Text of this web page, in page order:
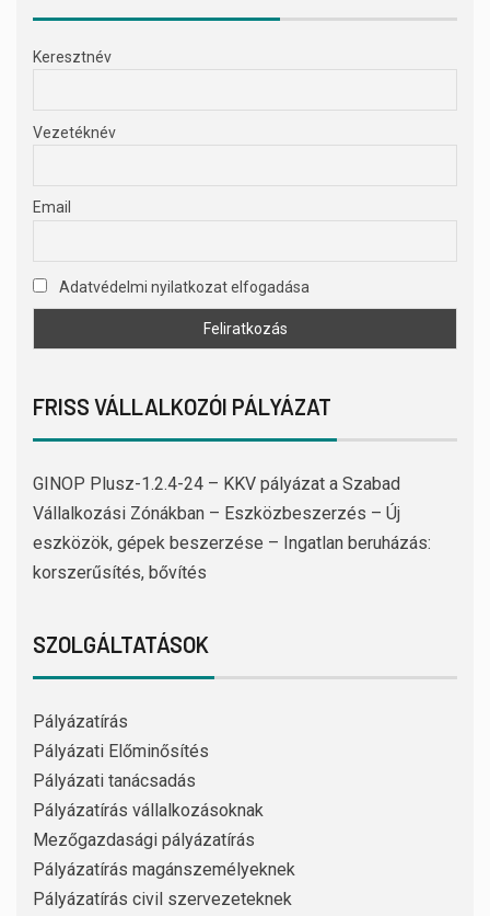
Keresztnév
Vezetéknév
Email
Adatvédelmi nyilatkozat elfogadása
FRISS VÁLLALKOZÓI PÁLYÁZAT
GINOP Plusz-1.2.4-24 – KKV pályázat a Szabad
Vállalkozási Zónákban – Eszközbeszerzés – Új
eszközök, gépek beszerzése – Ingatlan beruházás:
korszerűsítés, bővítés
SZOLGÁLTATÁSOK
Pályázatírás
Pályázati Előminősítés
Pályázati tanácsadás
Pályázatírás vállalkozásoknak
Mezőgazdasági pályázatírás
Pályázatírás magánszemélyeknek
Pályázatírás civil szervezeteknek